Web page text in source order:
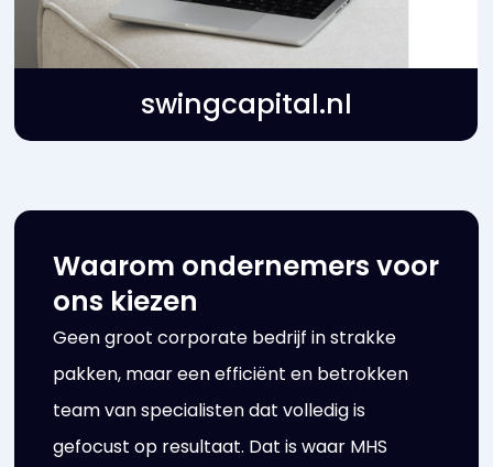
swingcapital.nl
Waarom ondernemers voor
ons kiezen
Geen groot corporate bedrijf in strakke
pakken, maar een efficiënt en betrokken
team van specialisten dat volledig is
gefocust op resultaat. Dat is waar MHS